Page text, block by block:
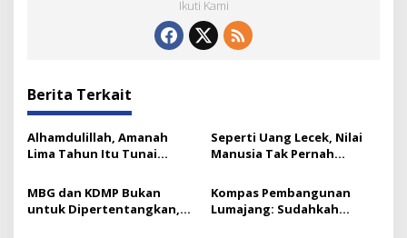
Ikuti Kami
Berita Terkait
Alhamdulillah, Amanah
Lima Tahun Itu Tunai
Jatim
Seperti Uang Lecek, Nilai
Manusia Tak Pernah
MBG dan KDMP Bukan
untuk Dipertentangkan,
Kompas Pembangunan
Lumajang: Sudahkah